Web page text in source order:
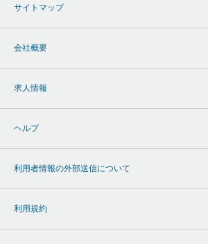
サイトマップ
会社概要
求人情報
ヘルプ
利用者情報の外部送信について
利用規約